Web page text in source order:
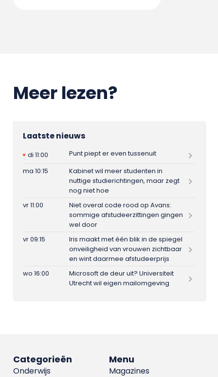
Meer lezen?
Laatste nieuws
di 11:00
Punt piept er even tussenuit
ma 10:15
Kabinet wil meer studenten in
nuttige studierichtingen, maar zegt
nog niet hoe
vr 11:00
Niet overal code rood op Avans:
sommige afstudeerzittingen gingen
wel door
vr 09:15
Iris maakt met één blik in de spiegel
onveiligheid van vrouwen zichtbaar
en wint daarmee afstudeerprijs
wo 16:00
Microsoft de deur uit? Universiteit
Utrecht wil eigen mailomgeving
Menu
Magazines
Categorieën
Onderwijs